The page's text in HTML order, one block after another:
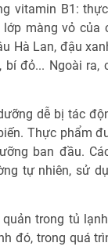
vitamin B1:
màng vỏ của
Hà Lan, đậu
bí đỏ... Ngoài
dễ bị tác
Thực phẩm
ban đầu.
tự nhiên, sử
trong tủ
đó, trong quá